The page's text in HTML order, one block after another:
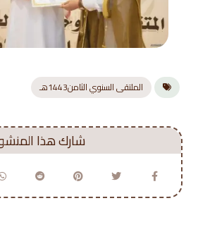
الملتقى السنوي الثامن1443هـ